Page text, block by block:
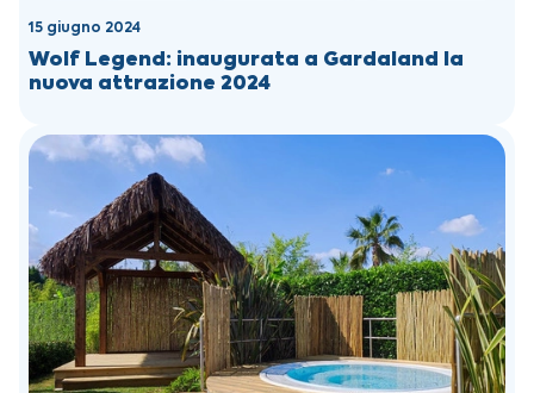
15 giugno 2024
Wolf Legend: inaugurata a Gardaland la
nuova attrazione 2024